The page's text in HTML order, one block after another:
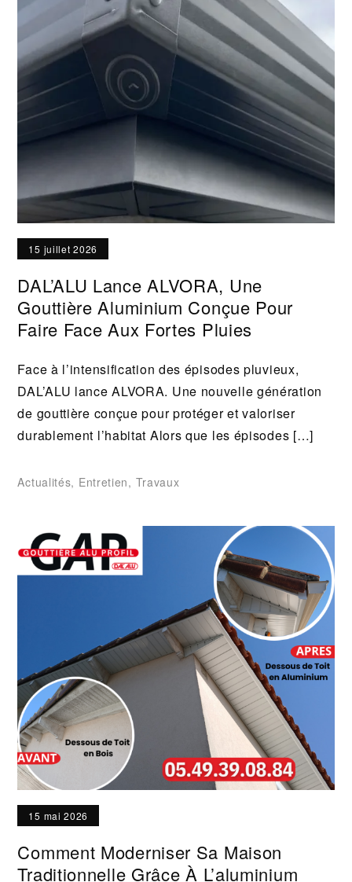
15 juillet 2026
DAL’ALU Lance ALVORA, Une
Gouttière Aluminium Conçue Pour
Faire Face Aux Fortes Pluies
Face à l’intensification des épisodes pluvieux,
DAL’ALU lance ALVORA. Une nouvelle génération
de gouttière conçue pour protéger et valoriser
durablement l’habitat Alors que les épisodes […]
Actualités, Entretien, Travaux
15 mai 2026
Comment Moderniser Sa Maison
Traditionnelle Grâce À L’aluminium